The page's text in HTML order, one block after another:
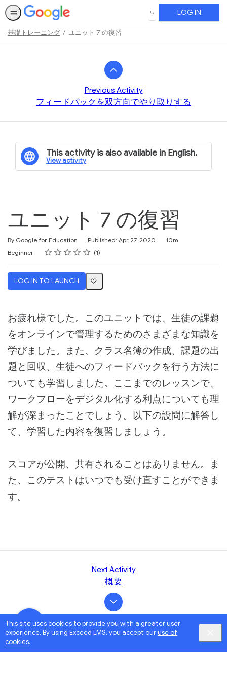
This site uses cookies to provide you with a greater user
experience. By using Exceed LMS, you accept ouruse of
cookies.
SEARCH LOG IN
基礎トレーニング ユニット 7 の復習
Previous Activity
フィードバックを双方向でやり取りする
This activity is also available in English.
View activity
ユニット 7 の復習
By Google for Education Published: Apr 27, 2020
Duration
10m
Difficulty
Beginner Rating
1 star
2 stars
3 stars
4 stars
5 stars
Average rating: 2.0 1
1 review
LOG IN TO LAUNCH
お疲れ様でした。このユニットでは、生徒の課題
をオンラインで管理するためのさまざまな知識を
学びました。また、クラス名簿の作成、課題の出
題と回収、生徒へのフィードバックを行う方法に
ついても学習しました。ここまでのレッスンで、
ワークフローをデジタル化する利点についても理
解が深まったことでしょう。以下の設問に解答し
て、学習した内容を復習しましょう。
スコアが公開、共有されることはありません。ま
た、このテストはいつでも受け直すことができま
す。
Next Activity
概要